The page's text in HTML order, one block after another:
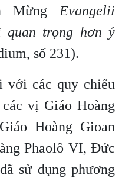
Mừng Evangelii
quan trọng hơn ý
số 231).
với các quy chiếu
vị Giáo Hoàng
Hoàng Gioan
Phaolô VI, Đức
sử dụng phương